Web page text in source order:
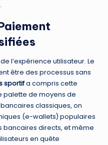
l’expérience utilisateur. Le
être des processus sans
sportifa compris cette
palette de moyens de
classiques, on
(e-wallets) populaires
bancaires directs, et même
en quête